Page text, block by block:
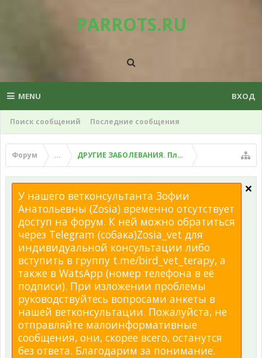
PARROTS.RU
MENU
Поиск сообщений Последние сообщения
ВХОД
Форум ... ДРУГИЕ ЗАБОЛЕВАНИЯ. Плохой помет, рвота и
У нашего ветконсультанта Зофии
Анатольевны (Zosia) временно отсутствует
доступ на форум. К ней можно обратиться
через Telegram (собака)Zosia_vet для
индивидуальной консультации либо
вступить в группу t.me/bird_vet_terapy, а
также в WatsApp (номер телефона в её
подписи). При изложении проблемы
руководствуйтесь вопросами анкеты в
нашей ветконсультации. Пожалуйста, не
отправляйте малоинформативные
сообщения, они, скорее всего, останутся
без ответа. Благодарим за понимание.